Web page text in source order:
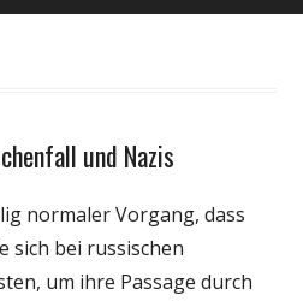
und Nazis
normaler Vorgang, dass
sich bei russischen
um ihre Passage durch